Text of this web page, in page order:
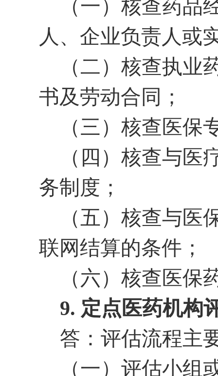
（一）核查药品
人、企业负责人或
（二）核查执
书及劳动合同；
（三）核查医保
（四）核查与
务制度；
（五）核查与
联网结算的条件；
（六）核查医保
9. 定点医药机构
答：评估流程主
（一）评估小